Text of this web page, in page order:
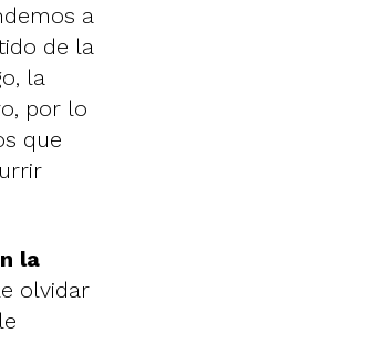
a
de la
la
por lo
que
la
olvidar